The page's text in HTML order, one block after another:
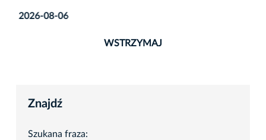
2026-08-06
WSTRZYMAJ
Znajdź
Szukana fraza: